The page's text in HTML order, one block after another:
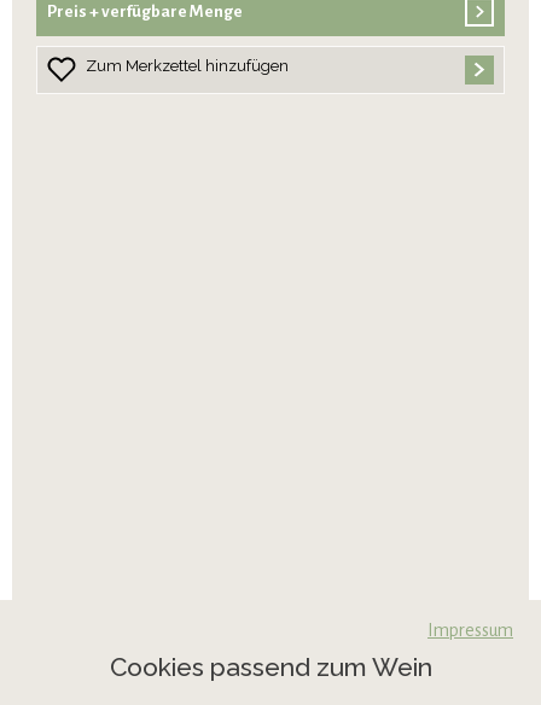
Preis + verfügbare Menge
Zum Merkzettel hinzufügen
Impressum
Cookies passend zum Wein